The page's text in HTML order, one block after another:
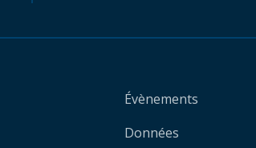
Évènements
Données